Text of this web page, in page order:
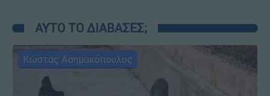
ΑΥΤΟ ΤΟ ΔΙΑΒΑΣΕΣ;
Κώστας Ασημακόπουλος